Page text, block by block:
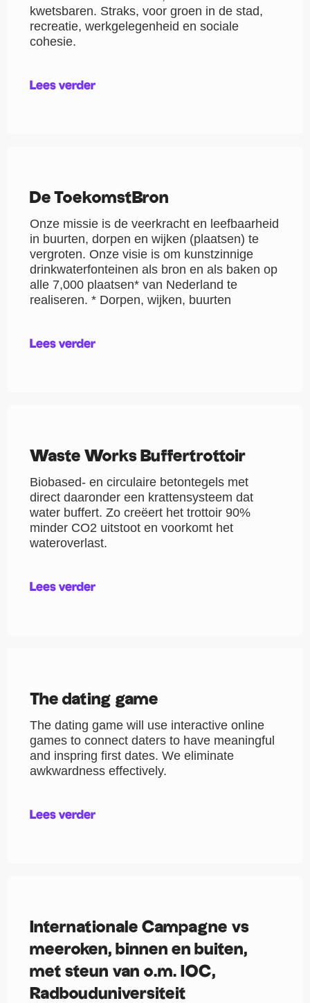
kwetsbaren. Straks, voor groen in de stad,
recreatie, werkgelegenheid en sociale
cohesie.
Lees verder
De ToekomstBron
Onze ​missie​ is de veerkracht en leefbaarheid
in buurten, dorpen en wijken (plaatsen) te
vergroten. Onze ​visie​ is om kunstzinnige
drinkwaterfonteinen als bron en als baken op
alle 7,000 plaatsen* van Nederland te
realiseren. * Dorpen, wijken, buurten
Lees verder
Waste Works Buffertrottoir
Biobased- en circulaire betontegels met
direct daaronder een krattensysteem dat
water buffert. Zo creëert het trottoir 90%
minder CO2 uitstoot en voorkomt het
wateroverlast.
Lees verder
The dating game
The dating game will use interactive online
games to connect daters to have meaningful
and inspring first dates. We eliminate
awkwardness effectively.
Lees verder
Internationale Campagne vs
meeroken, binnen en buiten,
met steun van o.m. IOC,
Radbouduniversiteit